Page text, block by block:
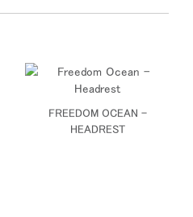
FREEDOM OCEAN -
HEADREST